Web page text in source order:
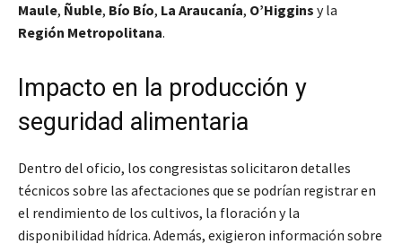
Maule, Ñuble, Bío Bío, La Araucanía, O’Higgins y la
Región Metropolitana.
Impacto en la producción y
seguridad alimentaria
Dentro del oficio, los congresistas solicitaron detalles
técnicos sobre las afectaciones que se podrían registrar en
el rendimiento de los cultivos, la floración y la
disponibilidad hídrica. Además, exigieron información sobre